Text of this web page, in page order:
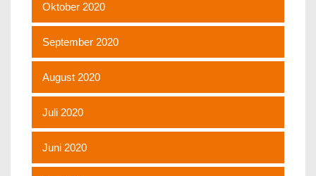
Oktober 2020
September 2020
August 2020
Juli 2020
Juni 2020